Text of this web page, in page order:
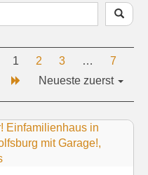
1 2 3 …
7
Neueste zuerst